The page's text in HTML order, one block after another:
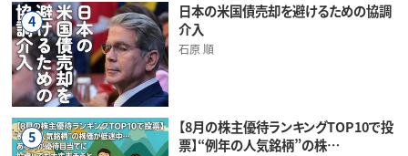
4
日本の米国債売却を避けるための協調
介入
石原 順
5
【8月の株主優待ランキングTOP10で投
票】“例年の人気銘柄”の株…